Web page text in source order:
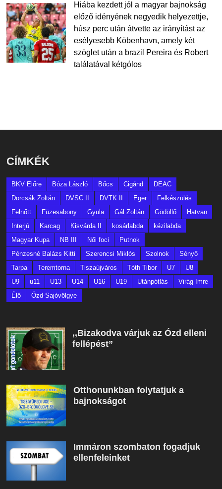
Hiába kezdett jól a magyar bajnokság
előző idényének negyedik helyezettje,
húsz perc után átvette az irányítást az
esélyesebb Köbenhavn, amely két
szöglet után a brazil Pereira és Robert
találatával kétgólos
CÍMKÉK
BKV Előre Bóza László Bőcs Cigánd
DEAC
Dorcsák Zoltán
DVSC II DVTK II Eger
Felkészülés
Felnőtt
Füzesabony Gyula Gál Zoltán Gödöllő
Hatvan
Interjú
Karcag Kisvárda II kosárlabda
kézilabda
Magyar Kupa
NB III Női foci
Putnok
Pénzesné Balázs Kitti
Szerencsi Miklós Szolnok
Sényő
Tarpa
Teremtorna Tiszaújváros Tóth Tibor U7
U8
U9
u11 U13 U14 U16 U19 Utánpótlás
Virág Imre
Élő
Ózd-Sajóvölgye
,,Bizakodva várjuk az Ózd elleni
fellépést”
Otthonunkban folytatjuk a
bajnokságot
Immáron szombaton fogadjuk
ellenfeleinket